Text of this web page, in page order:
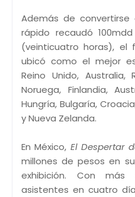
Además de
rápido recaudó
(veinticuatro horas), el
ubicó como el mejor
Reino Unido, Australia,
Noruega, Finlandia,
Hungría, Bulgaría,
y Nueva Zelanda.
En México, El Despertar
millones de pesos en
exhibición. Con
asistentes en cuatro